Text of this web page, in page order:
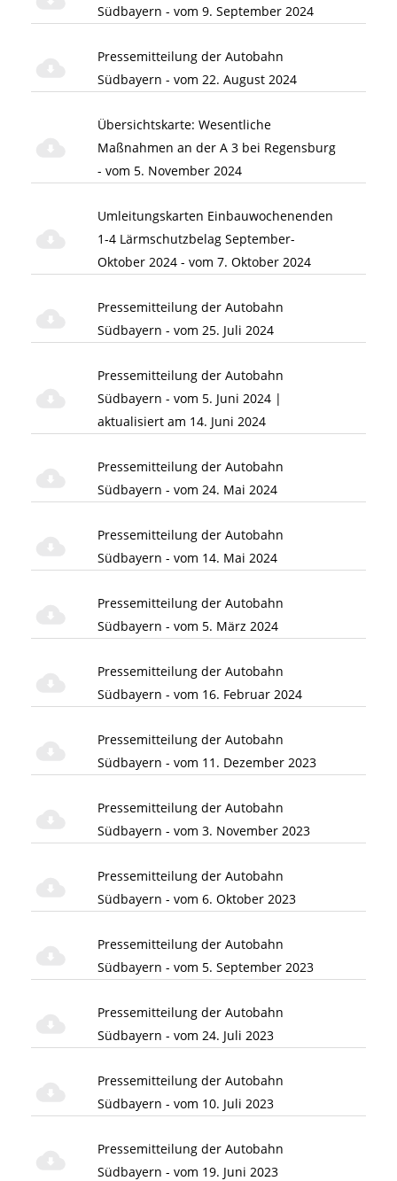
Südbayern - vom 9. September 2024
Pressemitteilung der Autobahn
Südbayern - vom 22. August 2024
Übersichtskarte: Wesentliche
Maßnahmen an der A 3 bei Regensburg
- vom 5. November 2024
Umleitungskarten Einbauwochenenden
1-4 Lärmschutzbelag September-
Oktober 2024 - vom 7. Oktober 2024
Pressemitteilung der Autobahn
Südbayern - vom 25. Juli 2024
Pressemitteilung der Autobahn
Südbayern - vom 5. Juni 2024 |
aktualisiert am 14. Juni 2024
Pressemitteilung der Autobahn
Südbayern - vom 24. Mai 2024
Pressemitteilung der Autobahn
Südbayern - vom 14. Mai 2024
Pressemitteilung der Autobahn
Südbayern - vom 5. März 2024
Pressemitteilung der Autobahn
Südbayern - vom 16. Februar 2024
Pressemitteilung der Autobahn
Südbayern - vom 11. Dezember 2023
Pressemitteilung der Autobahn
Südbayern - vom 3. November 2023
Pressemitteilung der Autobahn
Südbayern - vom 6. Oktober 2023
Pressemitteilung der Autobahn
Südbayern - vom 5. September 2023
Pressemitteilung der Autobahn
Südbayern - vom 24. Juli 2023
Pressemitteilung der Autobahn
Südbayern - vom 10. Juli 2023
Pressemitteilung der Autobahn
Südbayern - vom 19. Juni 2023